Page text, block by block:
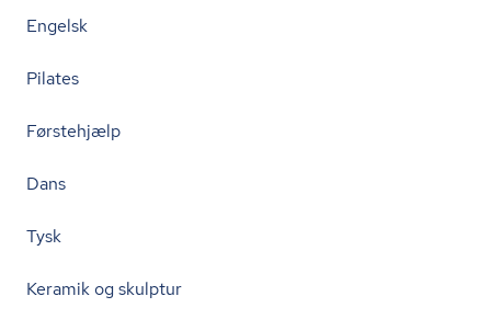
Engelsk
Pilates
Førstehjælp
Dans
Tysk
Keramik og skulptur